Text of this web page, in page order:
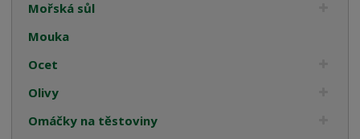
Mořská sůl
Mouka
Ocet
Olivy
Omáčky na těstoviny